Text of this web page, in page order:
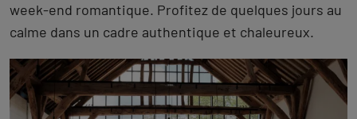
week-end romantique. Profitez de quelques jours au
calme dans un cadre authentique et chaleureux.